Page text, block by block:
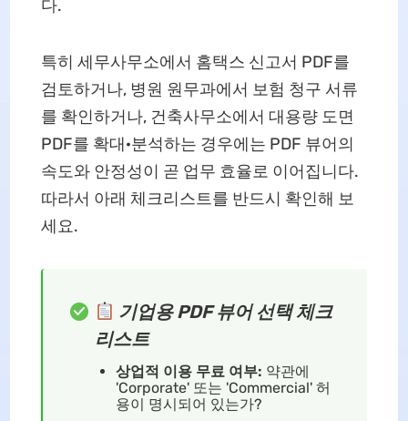
다.
특히 세무사무소에서 홈택스 신고서 PDF를
검토하거나, 병원 원무과에서 보험 청구 서류
를 확인하거나, 건축사무소에서 대용량 도면
PDF를 확대·분석하는 경우에는 PDF 뷰어의
속도와 안정성이 곧 업무 효율로 이어집니다.
따라서 아래 체크리스트를 반드시 확인해 보
세요.
기업용 PDF 뷰어 선택 체크
리스트
상업적 이용 무료 여부: 약관에
'Corporate' 또는 'Commercial' 허
용이 명시되어 있는가?